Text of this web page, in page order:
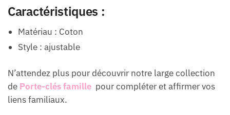
Caractéristiques :
Matériau : Coton
Style : ajustable
N’attendez plus pour découvrir notre large collection
de Porte-clés famille pour compléter et affirmer vos
liens familiaux.